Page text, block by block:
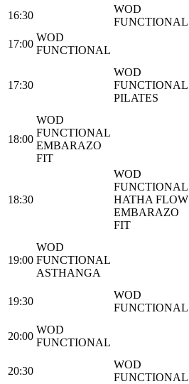
16:30
WOD
FUNCTIONAL
17:00
WOD
FUNCTIONAL
17:30
WOD
FUNCTIONAL
PILATES
18:00
WOD
FUNCTIONAL
EMBARAZO
FIT
18:30
WOD
FUNCTIONAL
HATHA FLOW
EMBARAZO
FIT
19:00
WOD
FUNCTIONAL
ASTHANGA
19:30
WOD
FUNCTIONAL
20:00
WOD
FUNCTIONAL
20:30
WOD
FUNCTIONAL